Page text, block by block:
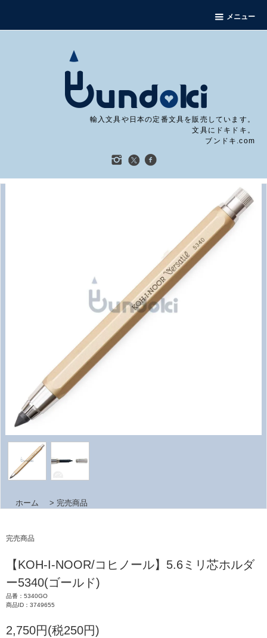
メニュー
輸入文具や日本の定番文具を販売しています。
文具にドキドキ。
ブンドキ.com
ホーム > 完売商品
完売商品
【KOH-I-NOOR/コヒノール】5.6ミリ芯ホルダ
ー5340(ゴールド)
品番：5340GO
商品ID：3749655
2,750円(税250円)